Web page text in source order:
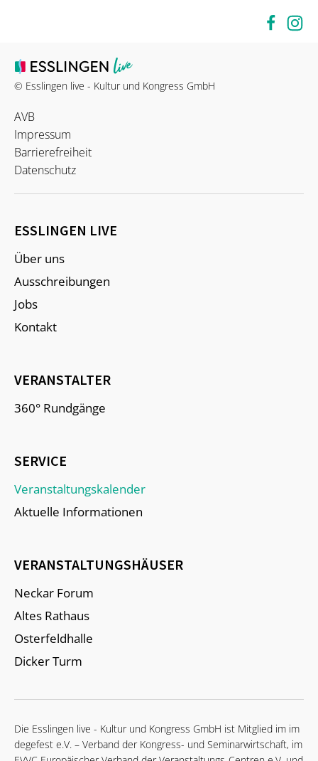
© Esslingen live - Kultur und Kongress GmbH
AVB
Impressum
Barrierefreiheit
Datenschutz
ESSLINGEN LIVE
Über uns
Ausschreibungen
Jobs
Kontakt
VERANSTALTER
360° Rundgänge
SERVICE
Veranstaltungskalender
Aktuelle Informationen
VERANSTALTUNGSHÄUSER
Neckar Forum
Altes Rathaus
Osterfeldhalle
Dicker Turm
Die Esslingen live - Kultur und Kongress GmbH ist Mitglied im im
degefest e.V. – Verband der Kongress- und Seminarwirtschaft, im